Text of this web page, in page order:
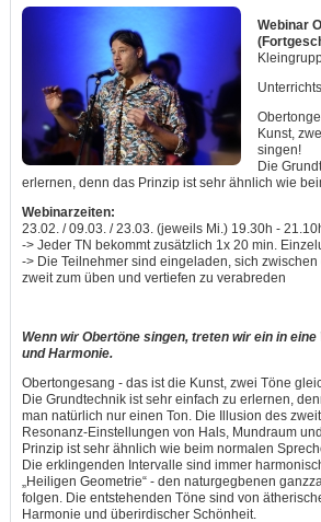
Webinar
Kunst,
singen!
Die
erlernen, denn das Prinzip ist sehr ähnlich wie
Webinarzeiten:
23.02. / 09.03. / 23.03. (jeweils Mi.) 19.30h -
-> Jeder TN bekommt zusätzlich 1x 20 min.
-> Die Teilnehmer sind eingeladen, sich
zweit zum üben und vertiefen zu verabreden
Wenn wir Obertöne singen, treten wir ein in
und Harmonie.
Obertongesang - das ist die Kunst, zwei Töne
Die Grundtechnik ist sehr einfach zu erlernen,
man natürlich nur einen Ton. Die Illusion des
Resonanz-Einstellungen von Hals, Mundraum
Prinzip ist sehr ähnlich wie beim normalen
Die erklingenden Intervalle sind immer
„Heiligen Geometrie“ - den naturgegbenen
folgen. Die entstehenden Töne sind von
Harmonie und überirdischer Schönheit.